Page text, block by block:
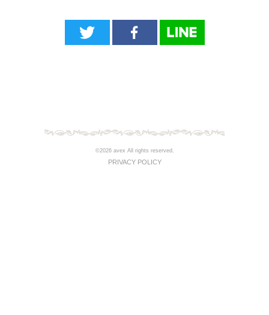
©2026 avex All rights reserved.
PRIVACY POLICY